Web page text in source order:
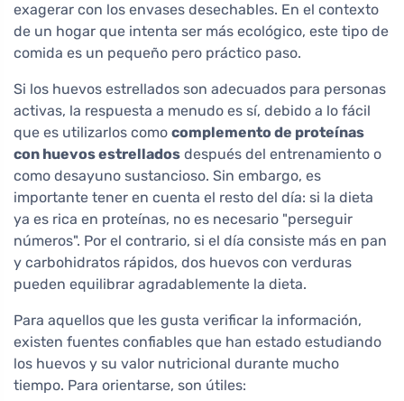
exagerar con los envases desechables. En el contexto
de un hogar que intenta ser más ecológico, este tipo de
comida es un pequeño pero práctico paso.
Si los huevos estrellados son adecuados para personas
activas, la respuesta a menudo es sí, debido a lo fácil
que es utilizarlos como complemento de proteínas
con huevos estrellados después del entrenamiento o
como desayuno sustancioso. Sin embargo, es
importante tener en cuenta el resto del día: si la dieta
ya es rica en proteínas, no es necesario "perseguir
números". Por el contrario, si el día consiste más en pan
y carbohidratos rápidos, dos huevos con verduras
pueden equilibrar agradablemente la dieta.
Para aquellos que les gusta verificar la información,
existen fuentes confiables que han estado estudiando
los huevos y su valor nutricional durante mucho
tiempo. Para orientarse, son útiles: